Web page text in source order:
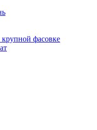
фасовке